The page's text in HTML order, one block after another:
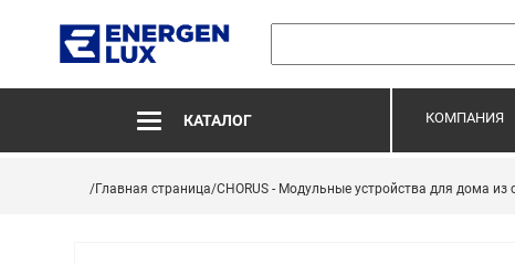
КАТАЛОГ КОМПАНИЯ
/Главная страница/CHORUS - Модульные устройства для дома из